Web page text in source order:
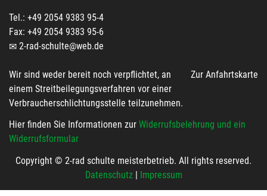
Tel.: +49 2054 9383 95-4
Fax: +49 2054 9383 95-6
2-rad-schulte@web.de
Zur Anfahrtskarte
Wir sind weder bereit noch verpflichtet, an
einem Streitbeilegungsverfahren vor einer
Verbraucherschlichtungsstelle teilzunehmen.
Hier finden Sie Informationen zur Widerrufsbelehrung und ein
Widerrufsformular
Copyright © 2-rad schulte meisterbetrieb. All rights reserved.
Datenschutz| Impressum